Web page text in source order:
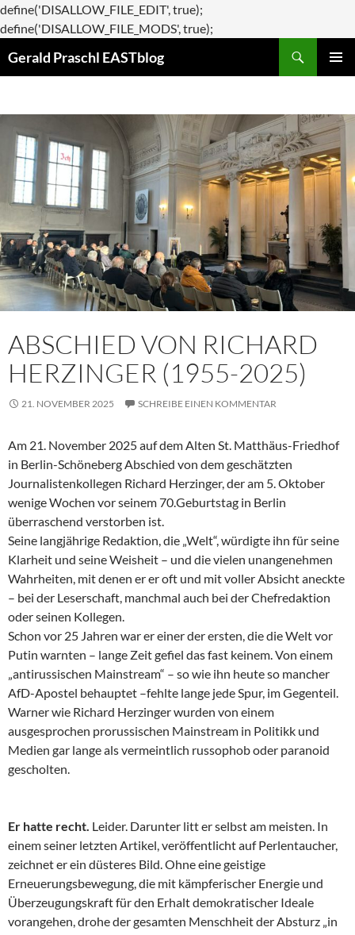
define('DISALLOW_FILE_EDIT', true);
define('DISALLOW_FILE_MODS', true);
Gerald Praschl EASTblog
ABSCHIED VON RICHARD
HERZINGER (1955-2025)
21. NOVEMBER 2025 SCHREIBE EINEN KOMMENTAR
Am 21. November 2025 auf dem Alten St. Matthäus-Friedhof
in Berlin-Schöneberg Abschied von dem geschätzten
Journalistenkollegen Richard Herzinger, der am 5. Oktober
wenige Wochen vor seinem 70.Geburtstag in Berlin
überraschend verstorben ist.
Seine langjährige Redaktion, die „Welt“, würdigte ihn für seine
Klarheit und seine Weisheit – und die vielen unangenehmen
Wahrheiten, mit denen er er oft und mit voller Absicht aneckte
– bei der Leserschaft, manchmal auch bei der Chefredaktion
oder seinen Kollegen.
Schon vor 25 Jahren war er einer der ersten, die die Welt vor
Putin warnten – lange Zeit gefiel das fast keinem. Von einem
„antirussischen Mainstream“ – so wie ihn heute so mancher
AfD-Apostel behauptet –fehlte lange jede Spur, im Gegenteil.
Warner wie Richard Herzinger wurden von einem
ausgesprochen prorussischen Mainstream in Politikk und
Medien gar lange als vermeintlich russophob oder paranoid
gescholten.
Er hatte recht. Leider. Darunter litt er selbst am meisten. In
einem seiner letzten Artikel, veröffentlicht auf Perlentaucher,
zeichnet er ein düsteres Bild. Ohne eine geistige
Erneuerungsbewegung, die mit kämpferischer Energie und
Überzeugungskraft für den Erhalt demokratischer Ideale
vorangehen, drohe der gesamten Menschheit der Absturz „in